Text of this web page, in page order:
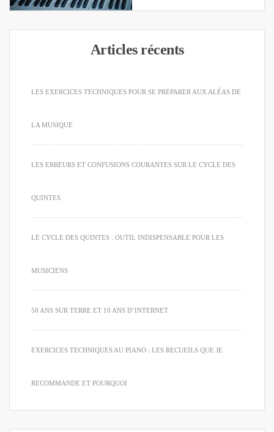
Articles récents
LES EXERCICES TECHNIQUES POUR SE PRÉPARER AUX ALÉAS DE
LA MUSIQUE
LES ERREURS ET CONFUSIONS COURANTES SUR LE CYCLE DES
QUINTES
LE CYCLE DES QUINTES : OUTIL INDISPENSABLE POUR LES
MUSICIENS
50 ANS SUR TERRE ET 10 ANS D’INTERNET
EXERCICES TECHNIQUES AU PIANO : LES RECUEILS QUE JE
RECOMMANDE ET POURQUOI